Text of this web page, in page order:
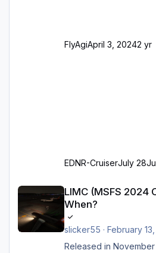
FlyAgiApril 3, 20242 yr
EDNR-CruiserJuly 28
LIMC (MSFS 2024
When?
slicker55 · February
Released in November 2024 ...